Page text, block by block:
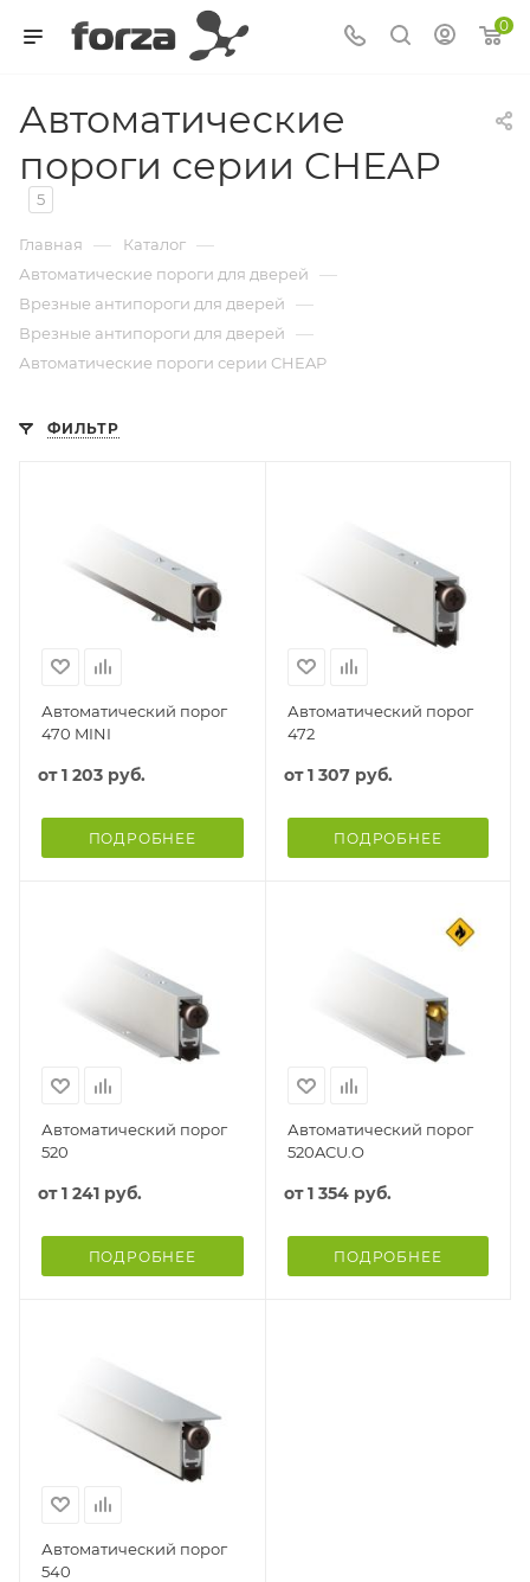
0
Автоматические
пороги серии CHEAP
5
Главная — Каталог —
Автоматические пороги для дверей —
Врезные антипороги для дверей —
Врезные антипороги для дверей —
Автоматические пороги серии CHEAP
ФИЛЬТР
Автоматический порог
470 MINI
от1 203 руб.
ПОДРОБНЕЕ
Автоматический порог
472
от1 307 руб.
ПОДРОБНЕЕ
Автоматический порог
520
от1 241 руб.
ПОДРОБНЕЕ
Автоматический порог
520ACU.O
от1 354 руб.
ПОДРОБНЕЕ
Автоматический порог
540